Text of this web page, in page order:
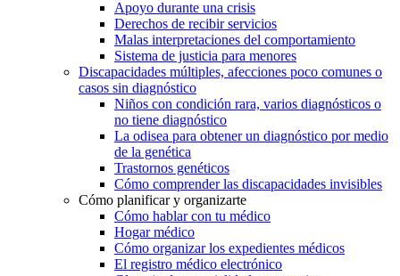
Apoyo durante una crisis
Derechos de recibir servicios
Malas interpretaciones del comportamiento
Sistema de justicia para menores
Discapacidades múltiples, afecciones poco comunes o
casos sin diagnóstico
Niños con condición rara, varios diagnósticos o
no tiene diagnóstico
La odisea para obtener un diagnóstico por medio
de la genética
Trastornos genéticos
Cómo comprender las discapacidades invisibles
Cómo planificar y organizarte
Cómo hablar con tu médico
Hogar médico
Cómo organizar los expedientes médicos
El registro médico electrónico